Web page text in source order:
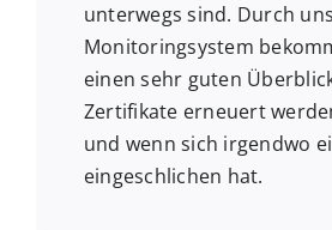
unterwegs sind. Durch
Monitoringsystem
einen sehr guten
Zertifikate erneuert
und wenn sich irgendwo
eingeschlichen hat.